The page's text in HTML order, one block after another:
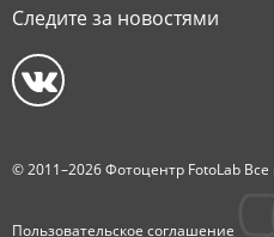
Следите за новостями
© 2011–2026 Фотоцентр FotoLab
Пользовательское соглашение